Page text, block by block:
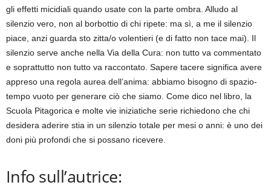
gli effetti micidiali quando usate con la parte ombra. Alludo al
silenzio vero, non al borbottio di chi ripete: ma sì, a me il silenzio
piace, anzi guarda sto zitta/o volentieri (e di fatto non tace mai). Il
silenzio serve anche nella Via della Cura: non tutto va commentato
e soprattutto non tutto va raccontato. Sapere tacere significa avere
appreso una regola aurea dell’anima: abbiamo bisogno di spazio-
tempo vuoto per generare ciò che siamo. Come dico nel libro, la
Scuola Pitagorica e molte vie iniziatiche serie richiedono che chi
desidera aderire stia in un silenzio totale per mesi o anni: è uno dei
doni più profondi che si possano ricevere.
Info sull’autrice: